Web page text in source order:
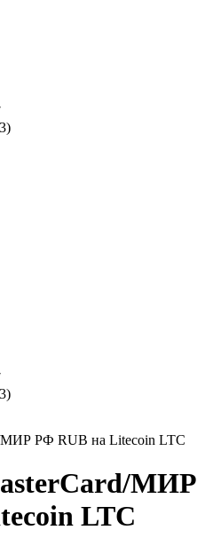
МИР РФ RUB на Litecoin LTC
МИР
LTC